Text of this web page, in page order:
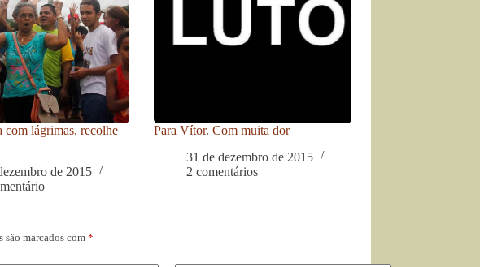
com lágrimas, recolhe
de 2015
Para Vítor. Com muita dor
31 de dezembro de 2015
2 comentários
marcados com *